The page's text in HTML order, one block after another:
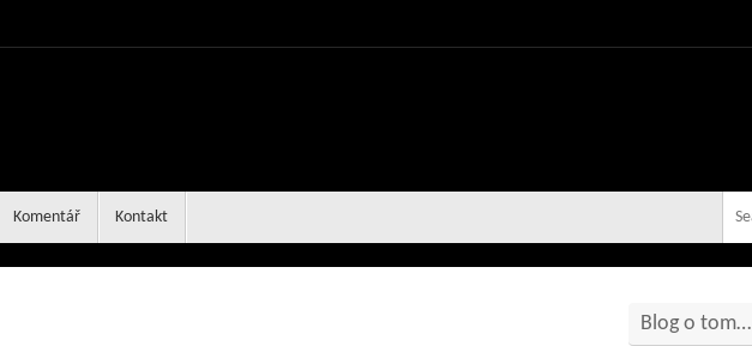
Komentář Kontakt
Blog o tom…